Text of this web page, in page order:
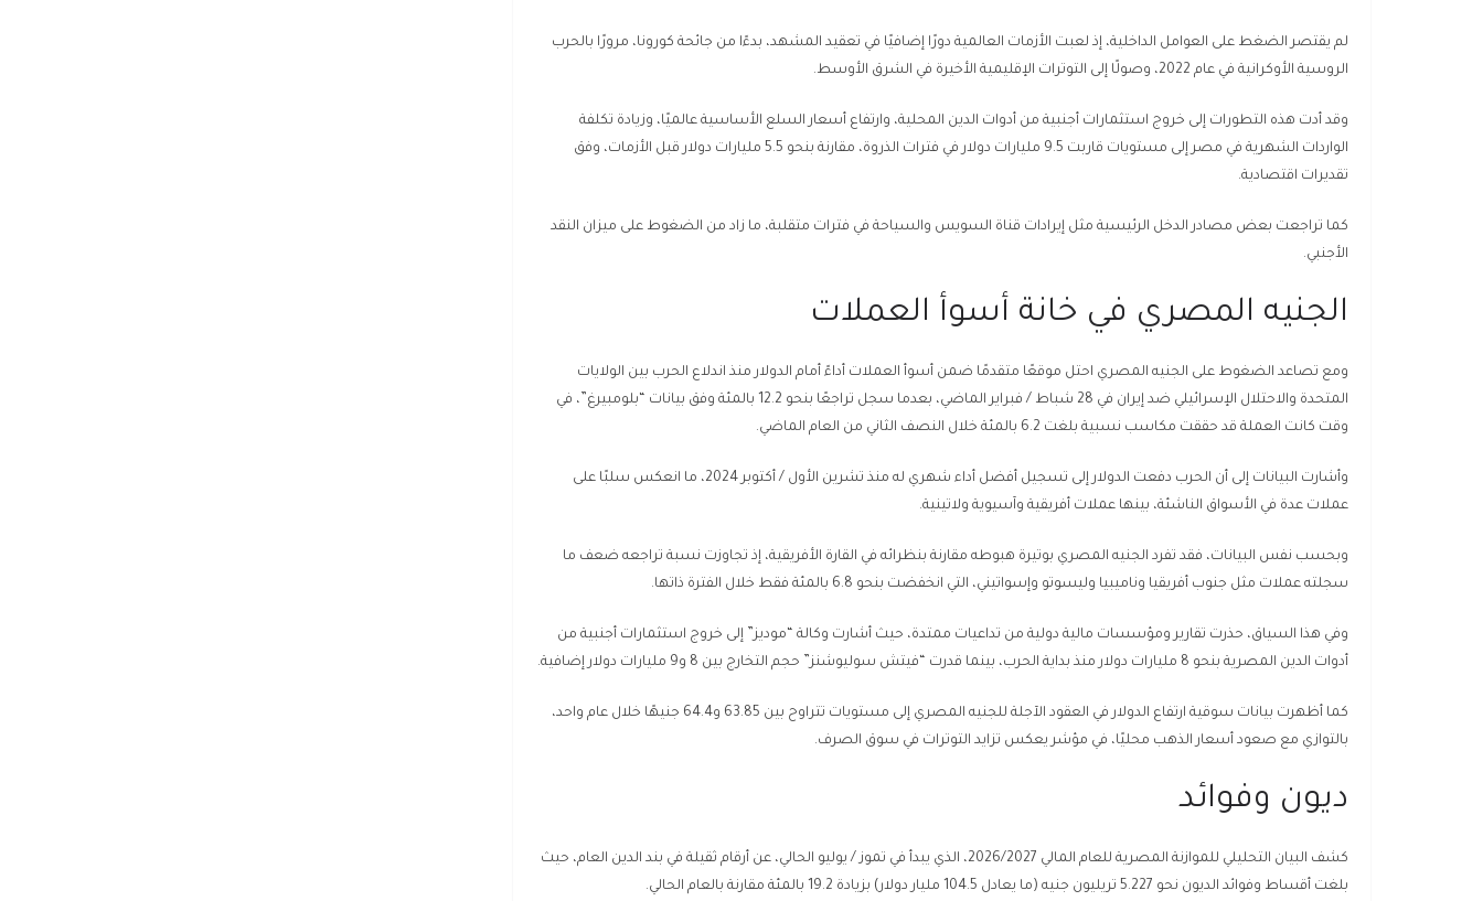
لم يقتصر الضغط على العوامل الداخلية، إذ لعبت الأزمات العالمية دورًا إضافيًا في تعقيد المشهد، بدءًا من جائحة كورونا، مرورًا بالحرب
الروسية الأوكرانية في عام 2022، وصولًا إلى التوترات الإقليمية الأخيرة في الشرق الأوسط.
وقد أدت هذه التطورات إلى خروج استثمارات أجنبية من أدوات الدين المحلية، وارتفاع أسعار السلع الأساسية عالميًا، وزيادة تكلفة
الواردات الشهرية في مصر إلى مستويات قاربت 9.5 مليارات دولار في فترات الذروة، مقارنة بنحو 5.5 مليارات دولار قبل الأزمات، وفق
تقديرات اقتصادية.
كما تراجعت بعض مصادر الدخل الرئيسية مثل إيرادات قناة السويس والسياحة في فترات متقلبة، ما زاد من الضغوط على ميزان النقد
الأجنبي.
الجنيه المصري في خانة أسوأ العملات
ومع تصاعد الضغوط على الجنيه المصري احتل موقعًا متقدمًا ضمن أسوأ العملات أداءً أمام الدولار منذ اندلاع الحرب بين الولايات
المتحدة والاحتلال الإسرائيلي ضد إيران في 28 شباط / فبراير الماضي، بعدما سجل تراجعًا بنحو 12.2 بالمئة وفق بيانات “بلومبيرغ”، في
وقت كانت العملة قد حققت مكاسب نسبية بلغت 6.2 بالمئة خلال النصف الثاني من العام الماضي.
وأشارت البيانات إلى أن الحرب دفعت الدولار إلى تسجيل أفضل أداء شهري له منذ تشرين الأول / أكتوبر 2024، ما انعكس سلبًا على
عملات عدة في الأسواق الناشئة، بينها عملات أفريقية وآسيوية ولاتينية.
وبحسب نفس البيانات، فقد تفرد الجنيه المصري بوتيرة هبوطه مقارنة بنظرائه في القارة الأفريقية، إذ تجاوزت نسبة تراجعه ضعف ما
سجلته عملات مثل جنوب أفريقيا وناميبيا وليسوتو وإسواتيني، التي انخفضت بنحو 6.8 بالمئة فقط خلال الفترة ذاتها.
وفي هذا السياق، حذرت تقارير ومؤسسات مالية دولية من تداعيات ممتدة، حيث أشارت وكالة “موديز” إلى خروج استثمارات أجنبية من
أدوات الدين المصرية بنحو 8 مليارات دولار منذ بداية الحرب، بينما قدرت “فيتش سوليوشنز” حجم التخارج بين 8 و9 مليارات دولار إضافية.
كما أظهرت بيانات سوقية ارتفاع الدولار في العقود الآجلة للجنيه المصري إلى مستويات تتراوح بين 63.85 و64.4 جنيهًا خلال عام واحد،
بالتوازي مع صعود أسعار الذهب محليًا، في مؤشر يعكس تزايد التوترات في سوق الصرف.
ديون وفوائد
كشف البيان التحليلي للموازنة المصرية للعام المالي 2026/2027، الذي يبدأ في تموز / يوليو الحالي، عن أرقام ثقيلة في بند الدين العام، حيث
بلغت أقساط وفوائد الديون نحو 5.227 تريليون جنيه (ما يعادل 104.5 مليار دولار) بزيادة 19.2 بالمئة مقارنة بالعام الحالي.